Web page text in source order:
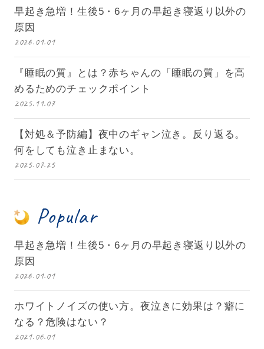
早起き急増！生後5・6ヶ月の早起き寝返り以外の
原因
2026.01.01
『睡眠の質』とは？赤ちゃんの「睡眠の質」を高
めるためのチェックポイント
2025.11.07
【対処＆予防編】夜中のギャン泣き。反り返る。
何をしても泣き止まない。
2025.07.25
Popular
早起き急増！生後5・6ヶ月の早起き寝返り以外の
原因
2026.01.01
ホワイトノイズの使い方。夜泣きに効果は？癖に
なる？危険はない？
2021.06.01